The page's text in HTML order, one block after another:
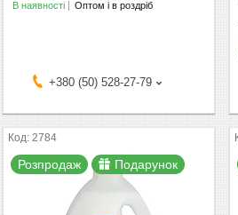
В наявності Оптом і в роздріб
+380 (50) 528-27-79
2784
Розпродаж Подарунок